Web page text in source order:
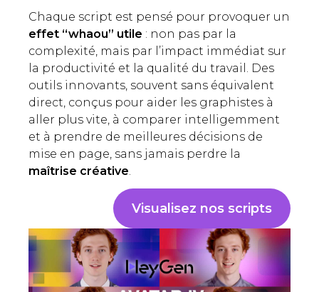
Chaque script est pensé pour provoquer un
effet “whaou” utile : non pas par la
complexité, mais par l’impact immédiat sur
la productivité et la qualité du travail. Des
outils innovants, souvent sans équivalent
direct, conçus pour aider les graphistes à
aller plus vite, à comparer intelligemment
et à prendre de meilleures décisions de
mise en page, sans jamais perdre la
maîtrise créative.
Visualisez nos scripts